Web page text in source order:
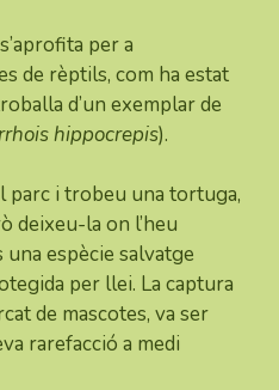
per a
de rèptils, com ha estat
d’un exemplar de
hippocrepis).
parc i trobeu una tortuga,
deixeu-la on l’heu
espècie salvatge
per llei. La captura
de mascotes, va ser
rarefacció a medi